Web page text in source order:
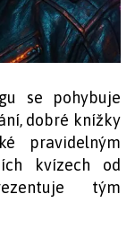
se pohybuje
dobré knížky
pravidelným
kvízech od
tým